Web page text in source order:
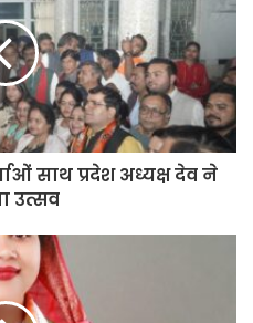
साथ प्रदेश अध्यक्ष देव ने
उत्सव